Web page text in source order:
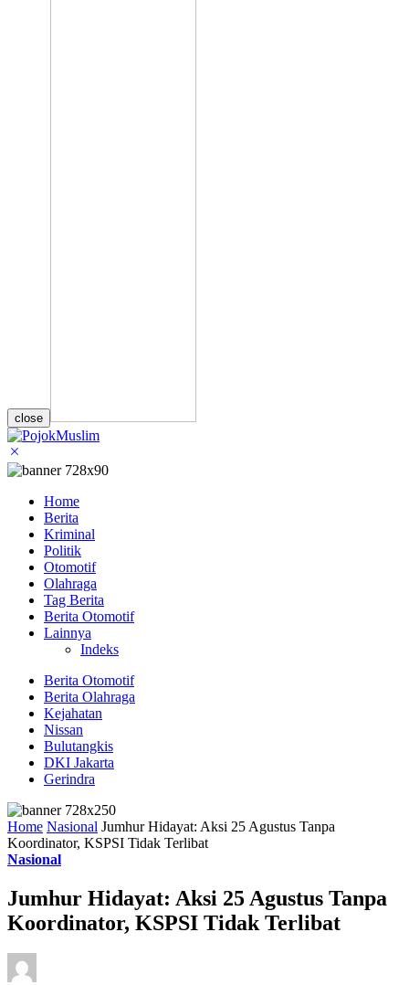
close
Home
Berita
Kriminal
Politik
Otomotif
Olahraga
Tag Berita
Berita Otomotif
Lainnya
Indeks
Berita Otomotif
Berita Olahraga
Kejahatan
Nissan
Bulutangkis
DKI Jakarta
Gerindra
Home Nasional Jumhur Hidayat: Aksi 25 Agustus Tanpa
Koordinator, KSPSI Tidak Terlibat
Nasional
Jumhur Hidayat: Aksi 25 Agustus Tanpa
Koordinator, KSPSI Tidak Terlibat